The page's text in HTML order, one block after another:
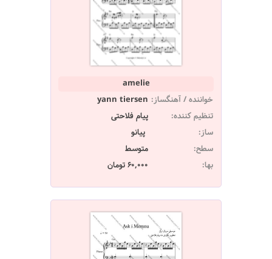
amelie
خواننده / آهنگساز: yann tiersen
تنظیم کننده:
پیام فلاحتی
ساز:
پیانو
سطح:
متوسط
بها:
60,000 تومان